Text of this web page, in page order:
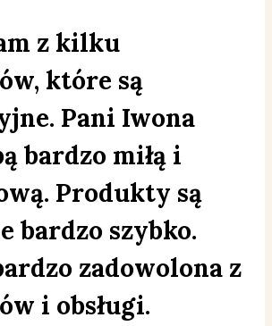
z kilku
które są
Pani Iwona
bardzo miłą i
Produkty są
bardzo szybko.
zadowolona z
i obsługi.